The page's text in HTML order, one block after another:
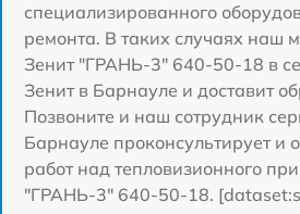
специализированного
ремонта. В таких случаях наш
Зенит "ГРАНЬ-3" 640-50-18 в
Зенит в Барнауле и доставит
Позвоните и наш сотрудник
Барнауле проконсультирует и
работ над тепловизионного
"ГРАНЬ-3" 640-50-18.